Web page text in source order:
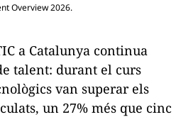
Overview 2026.
a Catalunya continua
talent: durant el curs
van superar els
un 27% més que cinc